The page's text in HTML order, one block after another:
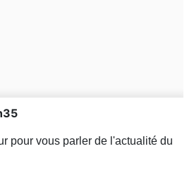
pour vous parler de l'actualité du